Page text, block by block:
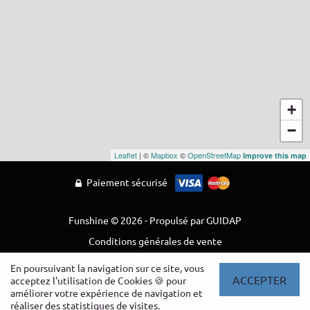
RÉSERVER
+
−
Leaflet | ©Mapbox ©OpenStreetMap Improve this map
Paiement sécurisé
Funshine © 2026 - Propulsé parGUIDAP
Conditions générales de vente
ACCEPTER
En poursuivant la navigation sur ce site, vous
acceptez l'utilisation de Cookies 🍪 pour
améliorer votre expérience de navigation et
réaliser des statistiques de visites.